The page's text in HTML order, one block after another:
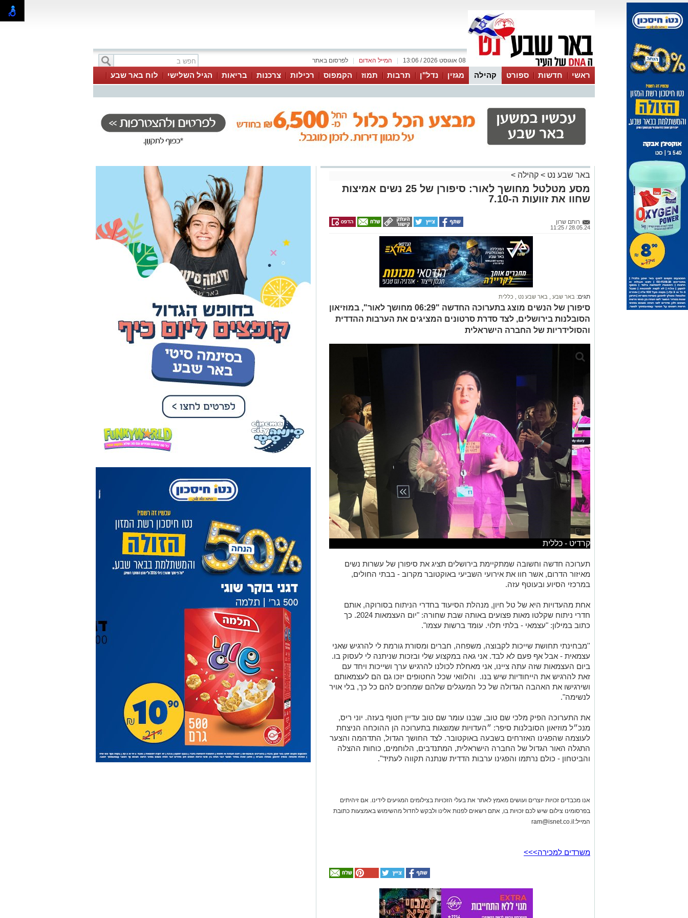
לפרסום באתר המייל האדום 08 אוגוסט 2026 / 13:06
ראשי חדשות ספורט קהילה מגזין נדל"ן תרבות תמוז הקמפוס רכילות צרכנות בריאות הגיל השלישי
לוח באר שבע
באר שבע נט > קהילה >
מסע מטלטל מחושך לאור: סיפורן של 25 נשים אמיצות
שחוו את זוועות ה-7.10
רותם שרון
28.05.24 / 11:25
תגים: באר שבע באר שבע נט כללית
סיפורן של הנשים מוצג בתערוכה החדשה "06:29 מחושך לאור", במוזיאון
הסובלנות בירושלים, לצד סדרת סרטונים המציגים את הערבות ההדדית
והסולידריות של החברה הישראלית
קרדיט - כללית
תערוכה חדשה וחשובה שמתקיימת בירושלים תציג את סיפורן של עשרות נשים
מאיזור הדרום, אשר חוו את אירועי השביעי באוקטובר מקרוב - בבתי החולים,
במרכזי הסיוע ובעוטף עזה.
אחת מהעדויות היא של טל חיון, מנהלת הסיעוד בחדרי הניתוח בסורוקה, אותם
חדרי ניתוח שקלטו מאות פצועים באותה שבת שחורה: "יום העצמאות 2024. כך
כתוב במילון: "עצמאי - בלתי תלוי. עומד ברשות עצמו".
''מבחינתי תחושת שייכות לקבוצה, משפחה, חברים ומסורת גורמת לי להרגיש שאני
עצמאית - אבל אף פעם לא לבד. אני גאה במקצוע שלי ובזכות שניתנה לי לעסוק בו.
ביום העצמאות שזה עתה ציינו, אני מאחלת לכולנו להרגיש ערך ושייכות ויחד עם
זאת להרגיש את הייחודיות שיש בנו. והלוואי שכל החטופים יזכו גם הם לעצמאותם
ושירגישו את האהבה הגדולה של כל המעגלים שלהם שמחכים להם כל כך, בלי אויר
לנשימה".
את התערוכה הפיק מלכי שם טוב, שבנו עומר שם טוב עדיין חטוף בעזה. יוני ריס,
מנכ״ל מוזיאון הסובלנות סיפר: ״העדויות שמוצגות בתערוכה הן ההוכחה הניצחת
לעוצמה שהפגינו האזרחים בשבעה באוקטובר. לצד החושך הגדול, התדהמה והצער
התגלה האור הגדול של החברה הישראלית, המתנדבים, הלוחמים, כוחות ההצלה
והביטחון - כולם נרתמו והפגינו ערבות הדדית שנתנה תקווה לעתיד".
אנו מכבדים זכויות יוצרים ועושים מאמץ לאתר את בעלי הזכויות בצילומים המגיעים לידינו. אם זיהיתים
בפרסומינו צילום שיש לכם זכויות בו, אתם רשאים לפנות אלינו ולבקש לחדול מהשימוש באמצעות כתובת
המייל: ram@isnet.co.il
משרדים למכירה>>>